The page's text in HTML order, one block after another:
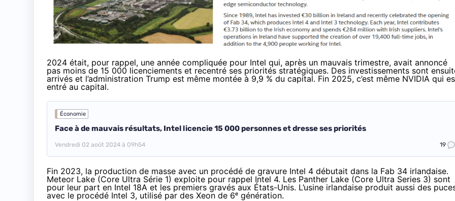
2024 était, pour rappel, une année compliquée pour Intel qui, après un mauvais trimestre, avait annoncé
pas moins de 15 000 licenciements et recentré ses priorités stratégiques. Des investissements sont
arrivés et l’administration Trump est même montée à 9,9 % du capital. Fin 2025, c’est même NVIDIA qui
entré au capital.
Économie
Face à de mauvais résultats, Intel licencie 15 000 personnes et dresse ses priorités
Vendredi 02 août 2024 à 09h54 19
Fin 2023, la production de masse avec un procédé de gravure Intel 4 débutait dans la Fab 34 irlandaise.
Meteor Lake (Core Ultra Série 1) exploite pour rappel Intel 4. Les Panther Lake (Core Ultra Series 3) sont
pour leur part en Intel 18A et les premiers gravés aux États-Unis. L’usine irlandaise produit aussi des
avec le procédé Intel 3, utilisé par des Xeon de 6ᵉ génération.